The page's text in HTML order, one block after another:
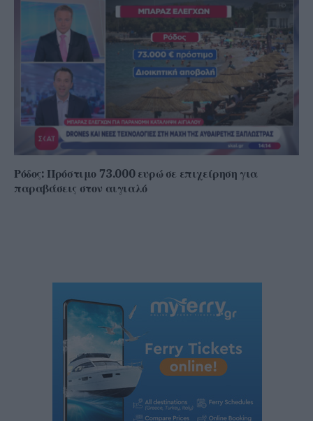
Ρόδος: Πρόστιμο 73.000 ευρώ σε επιχείρηση για
παραβάσεις στον αιγιαλό